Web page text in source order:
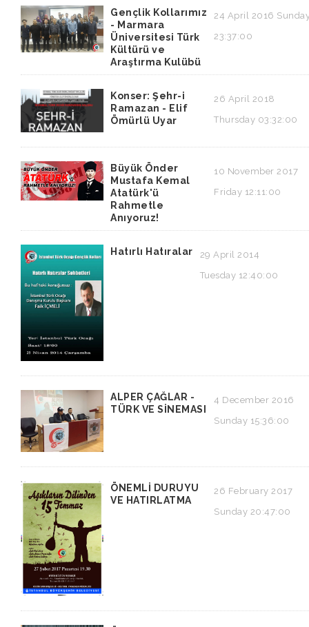
Gençlik Kollarımız
- Marmara
Üniversitesi Türk
Kültürü ve
Araştırma Kulübü
24 April 2016
23:37:00
Konser: Şehr-i
Ramazan - Elif
Ömürlü Uyar
26 April 2018
Thursday 03:32:00
Büyük Önder
Mustafa Kemal
Atatürk'ü
Rahmetle
Anıyoruz!
10 November 2017
Friday 12:11:00
Hatırlı Hatıralar
29 April 2014
Tuesday 12:40:00
ALPER ÇAĞLAR -
TÜRK VE SİNEMASI
4 December 2016
Sunday 15:36:00
ÖNEMLİ DURUYU
VE HATIRLATMA
26 February 2017
Sunday 20:47:00